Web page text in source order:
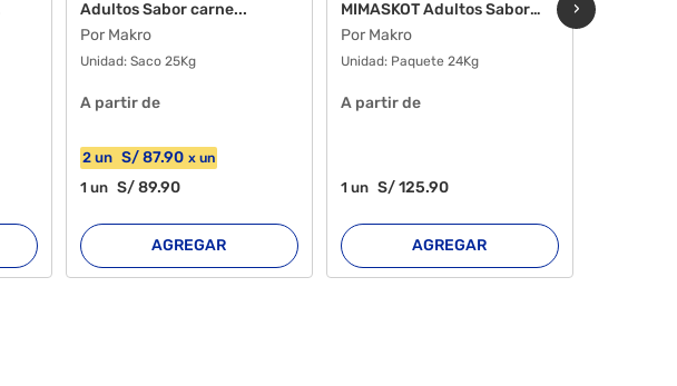
Adultos Sabor carne...
Por Makro
Unidad: Saco 25Kg
A partir de
2 un S/87.90 x un
1 un S/89.90
AGREGAR
MIMASKOT Adultos Sabor
Car...
Por Makro
Unidad: Paquete 24Kg
A partir de
1 un S/125.90
AGREGAR
›